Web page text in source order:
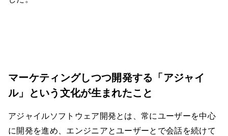
マーケティングしつつ開発する「アジャイ
ル」という文化が生まれたこと
アジャイルソフトウェア開発とは、常にユーザーを中心
に開発を進め、エンジニアとユーザーとで会話を続けて